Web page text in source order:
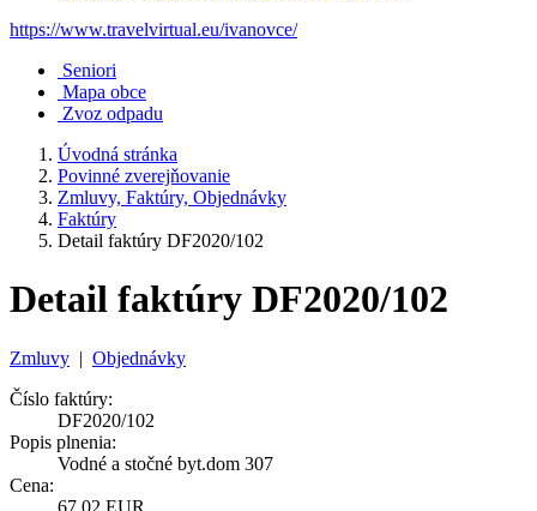
https://www.travelvirtual.eu/ivanovce/
Seniori
Mapa obce
Zvoz odpadu
Úvodná stránka
Povinné zverejňovanie
Zmluvy, Faktúry, Objednávky
Faktúry
Detail faktúry DF2020/102
Detail faktúry DF2020/102
Zmluvy | Objednávky
Číslo faktúry:
DF2020/102
Popis plnenia:
Vodné a stočné byt.dom 307
Cena:
67,02 EUR